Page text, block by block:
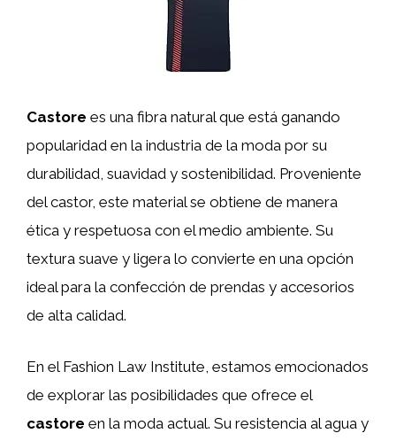
Castore es una fibra natural que está ganando
popularidad en la industria de la moda por su
durabilidad, suavidad y sostenibilidad. Proveniente
del castor, este material se obtiene de manera
ética y respetuosa con el medio ambiente. Su
textura suave y ligera lo convierte en una opción
ideal para la confección de prendas y accesorios
de alta calidad.
En el Fashion Law Institute, estamos emocionados
de explorar las posibilidades que ofrece el
castore en la moda actual. Su resistencia al agua y